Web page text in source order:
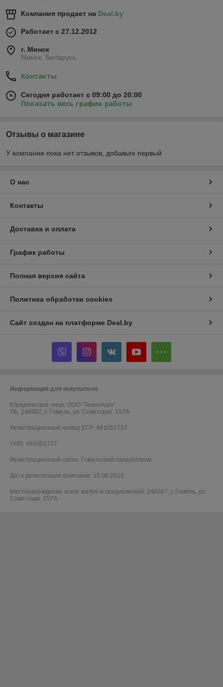
Компания продает на Deal.by
Работает с 27.12.2012
г. Минск
Минск, Беларусь
Контакты
Сегодня работает с 09:00 до 20:00
Показать весь график работы
Отзывы о магазине
У компании пока нет отзывов, добавьте первый
О нас
Контакты
Доставка и оплата
График работы
Полная версия сайта
Политика обработки cookies
Сайт создан на платформе Deal.by
Информация для покупателя
Юридическое лицо: ООО "ТехноАгро"
РБ, 246007, г. Гомель, ул. Советская, 157А
Регистрационный номер ЕГР: 491051737
УНП: 491051737
Регистрационный орган: Гомельский горисполком
Дата регистрации компании: 10.08.2012
Местонахождение книги жалоб и предложений: 246007, г. Гомель, ул.
Советская, 157А